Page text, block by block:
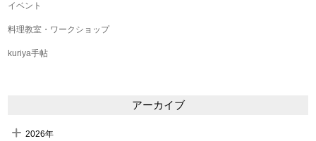
イベント
料理教室・ワークショップ
kuriya手帖
アーカイブ
2026年